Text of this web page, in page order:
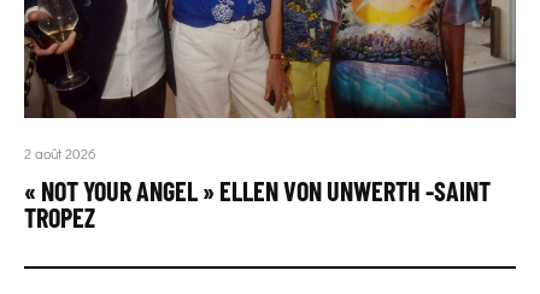
2 août 2026
« NOT YOUR ANGEL » ELLEN VON UNWERTH -SAINT
TROPEZ